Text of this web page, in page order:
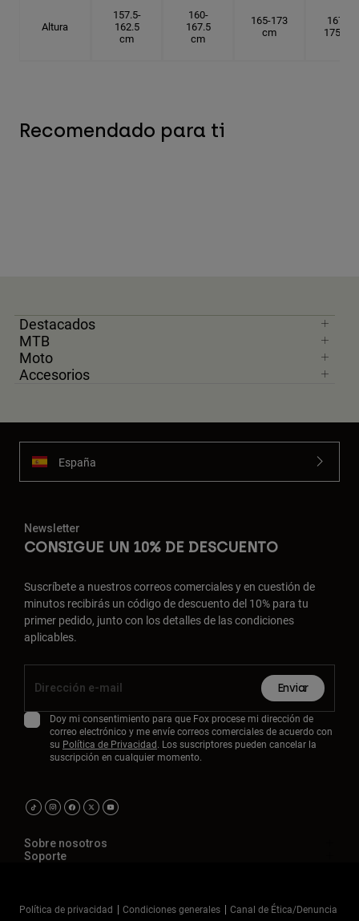
Altura
157.5-
162.5
cm
160-
167.5
cm
165-173
cm
167.5-
175 cm
Recomendado para ti
Destacados
MTB
Moto
Accesorios
España
Newsletter
CONSIGUE UN 10% DE DESCUENTO
Suscríbete a nuestros correos comerciales y en cuestión de
minutos recibirás un código de descuento del 10% para tu
primer pedido, junto con los detalles de las condiciones
aplicables.
Enviar
Doy mi consentimiento para que Fox procese mi dirección de
correo electrónico y me envíe correos comerciales de acuerdo con
su Política de Privacidad. Los suscriptores pueden cancelar la
suscripción en cualquier momento.
Sobre nosotros
Soporte
Política de privacidad Condiciones generales
Canal de Ética/Denuncia